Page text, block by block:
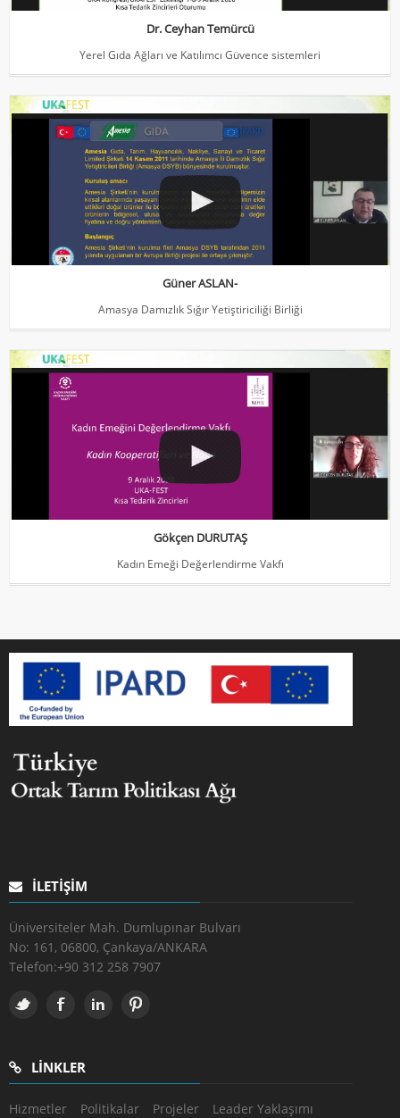
Dr. Ceyhan Temürcü
Yerel Gıda Ağları ve Katılımcı Güvence sistemleri
Güner ASLAN-
Amasya Damızlık Sığır Yetiştiriciliği Birliği
Güner ASLAN-
Amasya Damızlık Sığır Yetiştiriciliği Birliği
Gökçen DURUTAŞ
Kadın Emeği Değerlendirme Vakfı
Gökçen DURUTAŞ
Kadın Emeği Değerlendirme Vakfı
İLETIŞIM
Üniversiteler Mah. Dumlupınar Bulvarı
No: 161, 06800, Çankaya/ANKARA
Telefon:+90 312 258 7907
LINKLER
Hizmetler Politikalar Projeler Leader Yaklaşımı